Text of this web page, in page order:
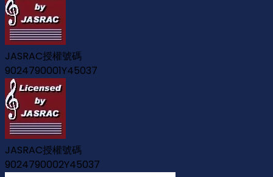
JASRAC授權號碼
9024790001Y45037
JASRAC授權號碼
9024790002Y45037